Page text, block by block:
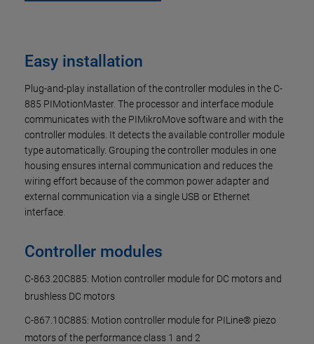
Easy installation
Plug-and-play installation of the controller modules in the C-
885 PIMotionMaster. The processor and interface module
communicates with the PIMikroMove software and with the
controller modules. It detects the available controller module
type automatically. Grouping the controller modules in one
housing ensures internal communication and reduces the
wiring effort because of the common power adapter and
external communication via a single USB or Ethernet
interface.
Controller modules
C-863.20C885: Motion controller module for DC motors and
brushless DC motors
C-867.10C885: Motion controller module for PILine® piezo
motors of the performance class 1 and 2